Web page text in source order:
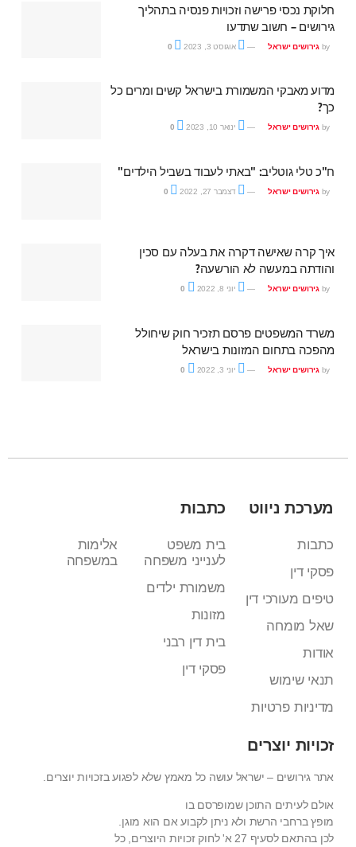
חלוקת נכסי פרישה וזכויות פנסיה בתהליך
גירושים – חשוב שתדעו
by גירושים ישראל אוגוסט 3, 2023
מדוע מאבקי המשמורת בישראל קשים ומרים כל
כך?
by גירושים ישראל ינואר 10, 2023
ח"כ טלי גוטליב: "באתי לעבוד בשביל הילדים"
by גירושים ישראל דצמבר 27, 2022
איך קרה שאישה דקרה את בעלה עם סכין
והודתה במעשה לא הורשעה?
by גירושים ישראל יוני 8, 2022
משרד המשפטים פרסם תזכיר חוק שיחולל
מהפכה בתחום המזונות בישראל
by גירושים ישראל יוני 3, 2022
מערכת ניווט
כתבות
פסקי דין
טיפים מעורכי דין
שאל מומחה
אודות
תנאי שימוש
מדיניות פרטיות
כתבות
בית משפט
לענייני משפחה
משמורת ילדים
מזונות
בית דין רבני
פסקי דין
אלימות
במשפחה
זכויות יוצרים
אתר גירושים – ישראל עושה כל מאמץ שלא לפגוע בזכויות יוצרים.
אולם לעיתים התוכן שמופרסם בו
מופץ ברחבי הרשת ולא ניתן לקבוע אם הוא מוגן.
לכן בהתאם לסעיף 27 א' לחוק זכויות היוצרים, כל